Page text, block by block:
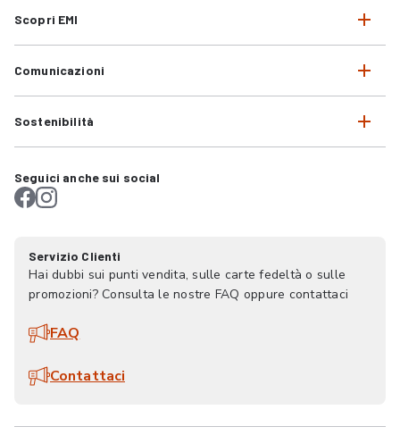
Scopri EMI
Comunicazioni
Sostenibilità
Seguici anche sui social
Servizio Clienti
Hai dubbi sui punti vendita, sulle carte fedeltà o sulle
promozioni? Consulta le nostre FAQ oppure contattaci
FAQ
Contattaci